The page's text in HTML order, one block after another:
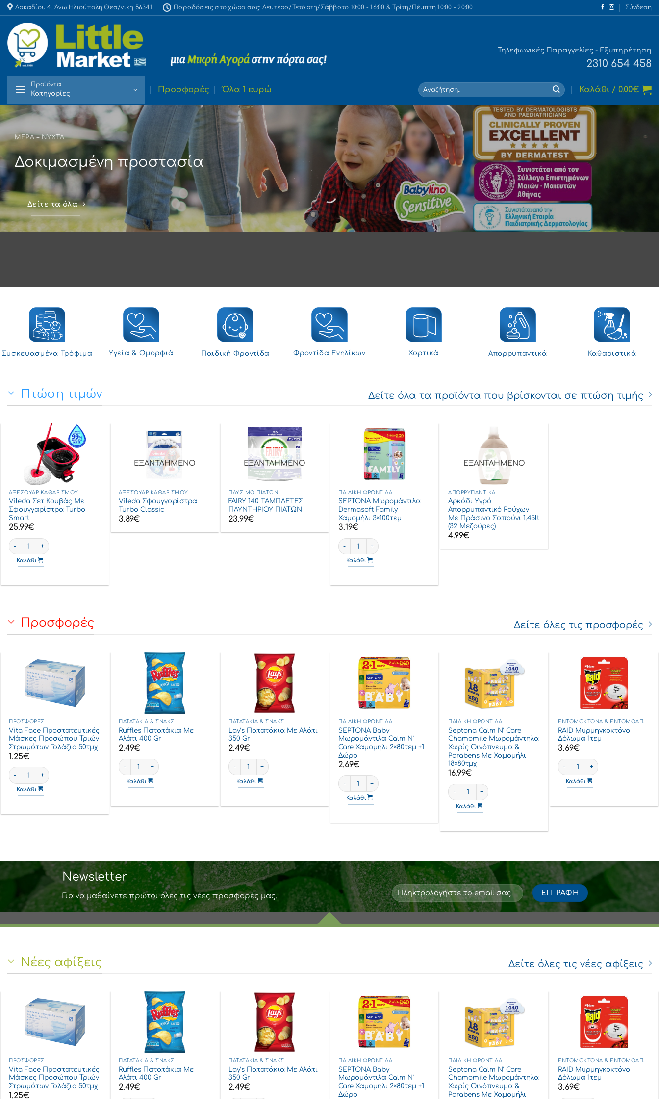
Skip
to
content
Αρκαδίου 4, Άνω Ηλιούπολη Θεσ/νικη 56341 Παραδόσεις στο χώρο σας: Δευτέρα/Τετάρτη/Σάββατο 10:00 - 16:00 & Τρίτη/Πέμπτη 10:00 - 20:00 Σύνδεση
Τηλεφωνικές Παραγγελίες - Εξυπηρέτηση
2310 654 458
Προϊόντα
Κατηγορίες Προσφορές Όλα 1 ευρώ
Αναζήτηση
για:
Καλάθι / 0.00€
ΜΈΡΑ – ΝΎΧΤΑ
Δοκιμασμένη προστασία
Δείτε τα όλα
Συσκευασμένα Τρόφιμα Υγεία & Ομορφιά Παιδική Φροντίδα Φροντίδα Ενηλίκων Χαρτικά Απορρυπαντικά Καθαριστικά
Πτώση τιμών Δείτε όλα τα προϊόντα που βρίσκονται σε πτώση τιμής
ΑΞΕΣΟΥΆΡ ΚΑΘΑΡΙΣΜΟΎ
Vileda Σετ Κουβάς Με
Σφουγγαρίστρα Turbo
Smart
25.99€
Vileda Σετ Κουβάς με Σφουγγαρίστρα Turbo Smart ποσότητα
Καλάθι
ΕΞΑΝΤΛΗΜΈΝΟ
ΑΞΕΣΟΥΆΡ ΚΑΘΑΡΙΣΜΟΎ
Vileda Σφουγγαρίστρα
Turbo Classic
3.89€
ΕΞΑΝΤΛΗΜΈΝΟ
ΠΛΎΣΙΜΟ ΠΙΆΤΩΝ
FAIRY 140 ΤΑΜΠΛΕΤΕΣ
ΠΛΥΝΤΗΡΙΟΥ ΠΙΑΤΩΝ
23.99€
ΠΑΙΔΙΚΉ ΦΡΟΝΤΊΔΑ
SEPTONA Μωρομάντιλα
Dermasoft Family
Χαμομήλι 3×100τεμ
3.19€
SEPTONA Μωρομάντιλα Dermasoft Family Χαμομήλι 3x100τεμ ποσότητα
Καλάθι
ΕΞΑΝΤΛΗΜΈΝΟ
ΑΠΟΡΡΥΠΑΝΤΙΚΆ
Αρκάδι Υγρό
Απορρυπαντικό Ρούχων
Με Πράσινο Σαπούνι 1.45lt
(32 Μεζούρες)
4.99€
Προσφορές Δείτε όλες τις προσφορές
ΠΡΟΣΦΟΡΈΣ
Vita Face Προστατευτικές
Μάσκες Προσώπου Τριών
Στρωμάτων Γαλάζιο 50τμχ
1.25€
Vita Face Προστατευτικές Μάσκες Προσώπου Τριών Στρωμάτων Γαλάζιο 50τμχ ποσότητα
Καλάθι
ΠΑΤΑΤΆΚΙΑ & ΣΝΑΚΣ
Ruffles Πατατάκια Με
Αλάτι 400 Gr
2.49€
Ruffles Πατατάκια Με Αλάτι 400 gr ποσότητα
Καλάθι
ΠΑΤΑΤΆΚΙΑ & ΣΝΑΚΣ
Lay’s Πατατάκια Με Αλάτι
350 Gr
2.49€
Lay's Πατατάκια Με Αλάτι 350 gr ποσότητα
Καλάθι
ΠΑΙΔΙΚΉ ΦΡΟΝΤΊΔΑ
SEPTONA Baby
Μωρομάντιλα Calm N’
Care Χαμομήλι 2×80τεμ +1
Δώρο
2.69€
SEPTONA Baby Μωρομάντιλα Calm n' Care Χαμομήλι 2x80τεμ +1 Δώρο ποσότητα
Καλάθι
ΠΑΙΔΙΚΉ ΦΡΟΝΤΊΔΑ
Septona Calm N’ Care
Chamomile Μωρομάντηλα
Χωρίς Οινόπνευμα &
Parabens Με Χαμομήλι
18×80τμχ
16.99€
Septona Calm N' Care Chamomile Μωρομάντηλα χωρίς
Καλάθι
RAID Μυρμηγκοκτόνο
Δόλωμα 1τεμ
3.69€
RAID Μυρμηγκοκτόνο Δόλωμα
Καλάθι
Newsletter
Για να μαθαίνετε πρώτοι όλες τις νέες προσφορές μας.
Νέες αφίξεις Δείτε όλες τις νέες αφίξεις
ΠΡΟΣΦΟΡΈΣ
Vita Face Προστατευτικές
Μάσκες Προσώπου Τριών
Στρωμάτων Γαλάζιο 50τμχ
1.25€
ΠΑΤΑΤΆΚΙΑ & ΣΝΑΚΣ
Ruffles Πατατάκια Με
Αλάτι 400 Gr
2.49€
ΠΑΤΑΤΆΚΙΑ & ΣΝΑΚΣ
Lay’s Πατατάκια Με Αλάτι
350 Gr
2.49€
ΠΑΙΔΙΚΉ ΦΡΟΝΤΊΔΑ
SEPTONA Baby
Μωρομάντιλα Calm N’
Care Χαμομήλι 2×80τεμ +1
Δώρο
ΠΑΙΔΙΚΉ ΦΡΟΝΤΊΔΑ
Septona Calm N’ Care
Chamomile Μωρομάντηλα
Χωρίς Οινόπνευμα &
Parabens Με Χαμομήλι
RAID Μυρμηγκοκτόνο
Δόλωμα 1τεμ
3.69€